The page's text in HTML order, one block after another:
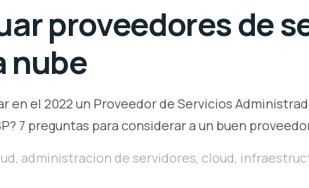
proveedores de
nube
en el 2022 un Proveedor de Servicios
7 preguntas para considerar a un buen
, administracion de servidores, cloud,